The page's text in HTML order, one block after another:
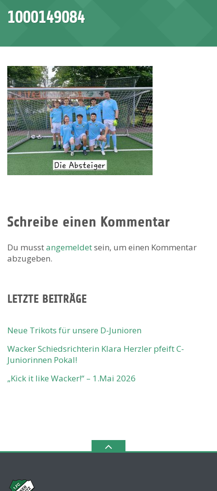
1000149084
Schreibe einen Kommentar
Du musstangemeldetsein, um einen Kommentar
abzugeben.
LETZTE BEITRÄGE
Neue Trikots für unsere D-Junioren
Wacker Schiedsrichterin Klara Herzler pfeift C-
Juniorinnen Pokal!
„Kick it like Wacker!“ – 1.Mai 2026